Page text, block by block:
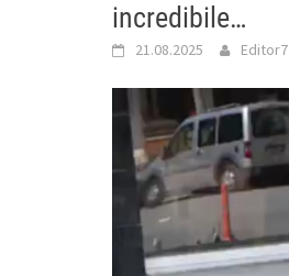
incredibile…
21.08.2025 Editor7